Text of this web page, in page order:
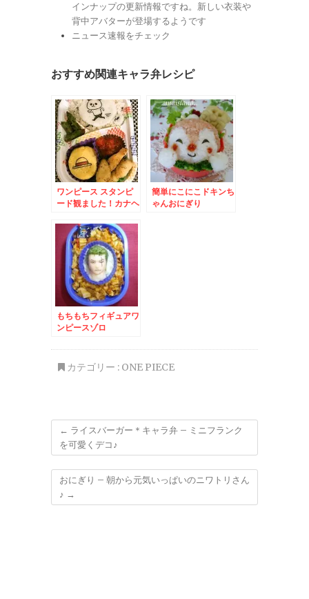
インナップの更新情報ですね。新しい衣装や
背中アバターが登場するようです
ニュース速報をチェック
おすすめ関連キャラ弁レシピ
ワンピース スタンピ
ード観ました！カナヘ
ー・ベポ・パンダマン
キャラ弁
簡単にこにこドキンち
ゃんおにぎり
もちもちフィギュアワ
ンピースゾロ
カテゴリー : ONE PIECE
← ライスバーガー＊キャラ弁 – ミニフランク
を可愛くデコ♪
おにぎり – 朝から元気いっぱいのニワトリさん
♪ →